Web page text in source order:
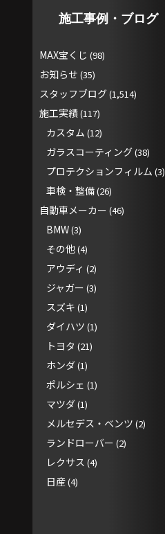
施工事例・ブログ
MAX宝くじ (98)
お知らせ (35)
スタッフブログ(1,514)
施工実績(117)
カスタム (12)
ガラスコーティング(38)
プロテクションフィルム (3)
車検・整備(26)
自動車メーカー (46)
BMW(3)
その他(4)
アウディ (2)
ジャガー (3)
スズキ (1)
ダイハツ (1)
トヨタ (21)
ホンダ (1)
ポルシェ (1)
マツダ (1)
メルセデス・ベンツ (2)
ランドローバー (2)
レクサス (4)
日産(4)